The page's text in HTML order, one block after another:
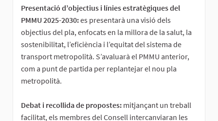
Presentació d’objectius i línies estratègiques del
PMMU 2025-2030:es presentarà una visió dels
objectius del pla, enfocats en la millora de la salut, la
sostenibilitat, l’eficiència i l’equitat del sistema de
transport metropolità. S’avaluarà el PMMU anterior,
com a punt de partida per replantejar el nou pla
metropolità.
Debat i recollida de propostes: mitjançant un treball
facilitat, els membres del Consell intercanviaran les